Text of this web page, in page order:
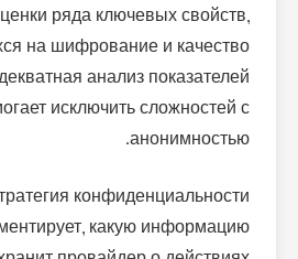
ряда ключевых свойств,
на шифрование и качество
анализ показателей
исключить сложностей с
анонимностью.
конфиденциальности
какую информацию